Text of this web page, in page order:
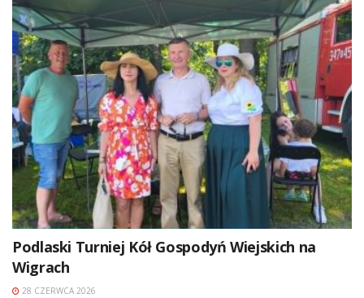
Podlaski Turniej Kół Gospodyń Wiejskich na
Wigrach
28 CZERWCA 2026